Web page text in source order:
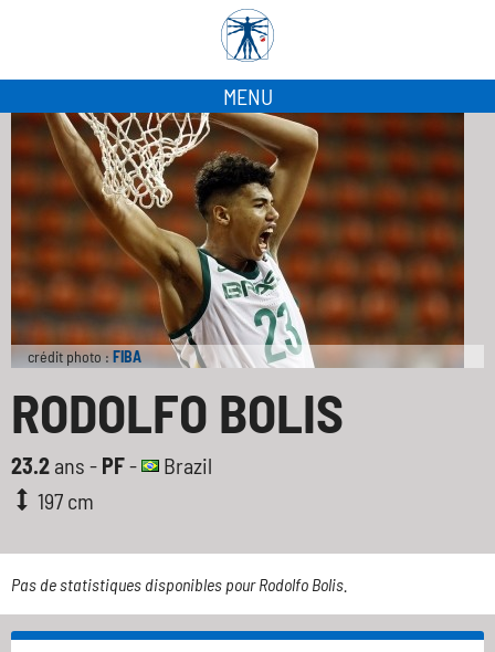
MENU
crédit photo : FIBA
RODOLFO BOLIS
23.2 ans - PF-
Brazil
197 cm
Pas de statistiques disponibles pour Rodolfo Bolis.